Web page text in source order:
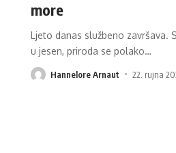
more
Ljeto danas službeno završava.
u jesen, priroda se polako…
Hannelore Arnaut 22. rujna